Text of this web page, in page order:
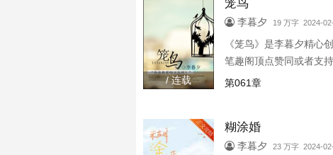
/ 连载
笼鸟
李暮夕 19 万字 2024-
《笼鸟》是李暮夕精心
笔趣阁顶点赞同或者支
第061章
糊涂婚
李暮夕 23 万字 2024-